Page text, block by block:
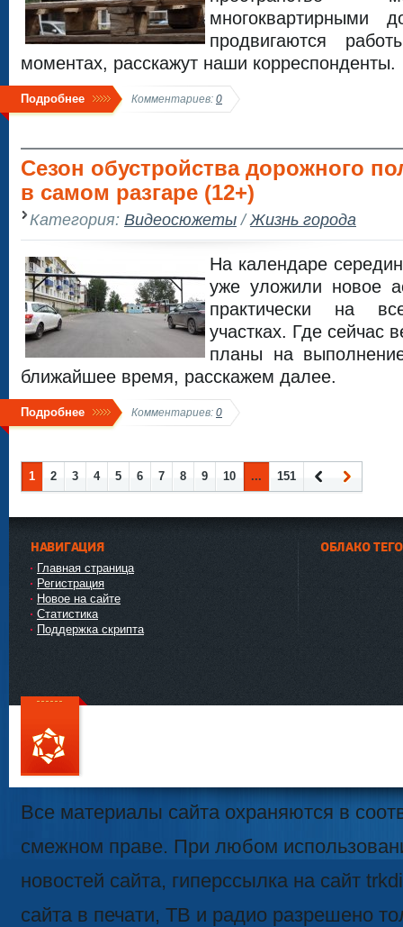
продвигаются
моментах, расскажут наши корреспонденты.
Подробнее Комментариев: 0
Сезон обустройства дорожного
в самом разгаре (12+)
Категория: Видеосюжеты/Жизнь города
На календаре
уже уложили новое
практически на
участках. Где сейчас
планы на
ближайшее время, расскажем далее.
Подробнее Комментариев: 0
1 2 3 4 5 6 7 8 9 10 ...
151
НАВИГАЦИЯ
Главная страница
Регистрация
Новое на сайте
Статистика
Поддержка скрипта
ОБЛАКО
111
Все материалы сайта охраняются в
смежном праве. При любом
новостей сайта, гиперссылка на сайт
сайта в печати, ТВ и радио разрешено